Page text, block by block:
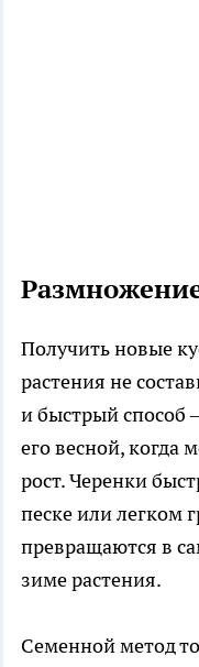
Получить новые
растения не
и быстрый способ
его весной, когда
рост. Черенки
песке или легком
превращаются в
зиме растения.
Семенной метод